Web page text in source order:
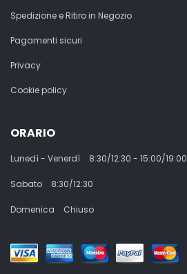
Spedizione e Ritiro in Negozio
Pagamenti sicuri
Privacy
Cookie policy
ORARIO
Lunedì - Venerdì 8:30/12:30 - 15:00/19:00
Sabato 8:30/12:30
Domenica Chiuso